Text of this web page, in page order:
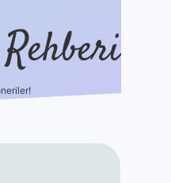
tulipbet.online